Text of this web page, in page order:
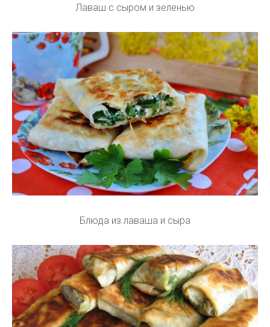
Лаваш с сыром и зеленью
Блюда из лаваша и сыра